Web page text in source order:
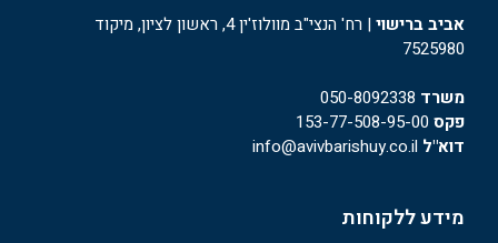
אביב ברישוי
| רח' הנצי"ב מוולוז'ין 4, ראשון לציון, מיקוד
7525980
משרד 050-8092338
פקס
דוא"ל
מידע ללקוחות